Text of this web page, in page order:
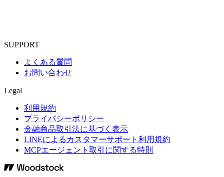
SUPPORT
よくある質問
お問い合わせ
Legal
利用規約
プライバシーポリシー
金融商品取引法に基づく表示
LINEによるカスタマーサポート利用規約
MCPエージェント取引に関する特則